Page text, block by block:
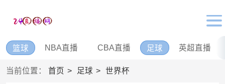
篮球 NBA直播 CBA直播 足球 英超直播
当前位置： 首页 足球 世界杯